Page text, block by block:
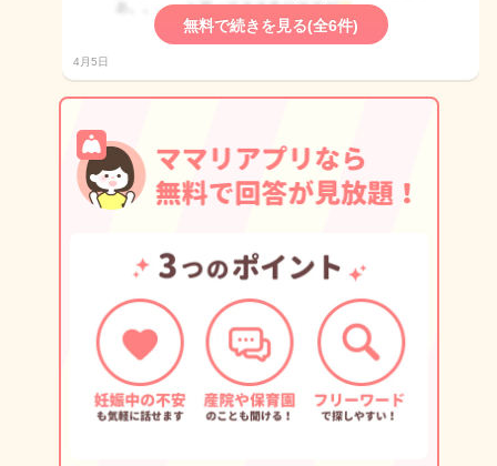
無料で続きを見る(全6件)
4月5日